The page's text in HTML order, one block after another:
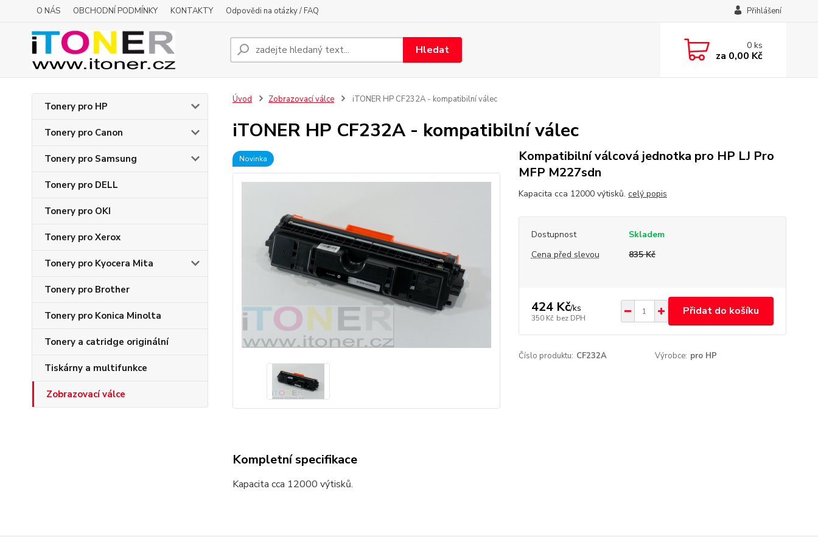
O NÁS OBCHODNÍ PODMÍNKY KONTAKTY Odpovědi na otázky / FAQ Přihlášení
Hledat 0ks
za 0,00 Kč
Tonery pro HP
Tonery pro Canon
Tonery pro Samsung
Tonery pro DELL
Tonery pro OKI
Tonery pro Xerox
Tonery pro Kyocera Mita
Tonery pro Brother
Tonery pro Konica Minolta
Tonery a catridge originální
Tiskárny a multifunkce
Zobrazovací válce
Úvod Zobrazovací válce iTONER HP CF232A - kompatibilní válec
iTONER HP CF232A - kompatibilní válec
Novinka
Kompatibilní válcová jednotka pro HP LJ Pro
MFP M227sdn
Kapacita cca 12000 výtisků. celý popis
Dostupnost
Skladem
Cena před slevou
835 Kč
424 Kč/ks
350 Kč bez DPH
Přidat do košíku
Číslo produktu: CF232A Výrobce: pro HP
Kompletní specifikace
Kapacita cca 12000 výtisků.